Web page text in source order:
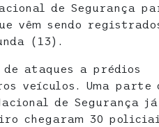
de Segurança
vêm sendo
(13).
ataques a prédios
veículos. Uma parte
de Segurança
chegaram 30